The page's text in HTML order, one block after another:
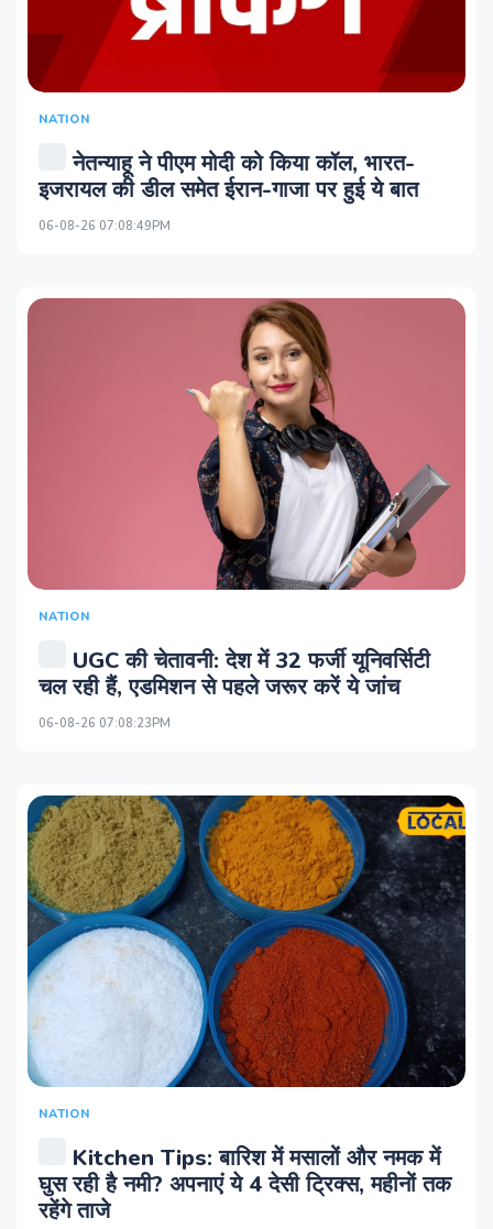
NATION
नेतन्याहू ने पीएम मोदी को किया कॉल, भारत-
इजरायल की डील समेत ईरान-गाजा पर हुई ये बात
06-08-26 07:08:49PM
NATION
UGC की चेतावनी: देश में 32 फर्जी यूनिवर्सिटी
चल रही हैं, एडमिशन से पहले जरूर करें ये जांच
06-08-26 07:08:23PM
NATION
Kitchen Tips: बारिश में मसालों और नमक में
घुस रही है नमी? अपनाएं ये 4 देसी ट्रिक्स, महीनों तक
रहेंगे ताजे